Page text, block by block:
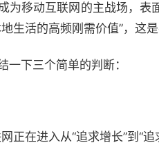
为移动互联网的主战场，
生活的高频刚需价值”，这
一下三个简单的判断：
正在进入从“追求增长”到“追